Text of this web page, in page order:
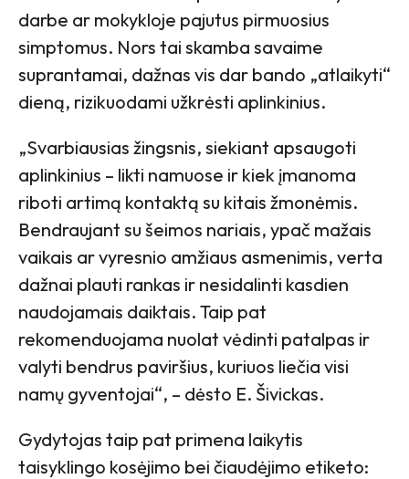
darbe ar mokykloje pajutus pirmuosius
simptomus. Nors tai skamba savaime
suprantamai, dažnas vis dar bando „atlaikyti“
dieną, rizikuodami užkrėsti aplinkinius.
„Svarbiausias žingsnis, siekiant apsaugoti
aplinkinius – likti namuose ir kiek įmanoma
riboti artimą kontaktą su kitais žmonėmis.
Bendraujant su šeimos nariais, ypač mažais
vaikais ar vyresnio amžiaus asmenimis, verta
dažnai plauti rankas ir nesidalinti kasdien
naudojamais daiktais. Taip pat
rekomenduojama nuolat vėdinti patalpas ir
valyti bendrus paviršius, kuriuos liečia visi
namų gyventojai“, – dėsto E. Šivickas.
Gydytojas taip pat primena laikytis
taisyklingo kosėjimo bei čiaudėjimo etiketo: